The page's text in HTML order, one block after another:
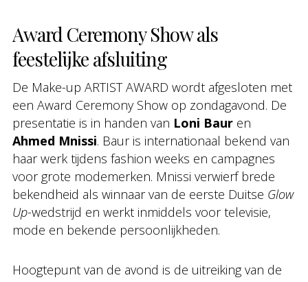
Award Ceremony Show als
feestelijke afsluiting
De Make-up ARTIST AWARD wordt afgesloten met
een Award Ceremony Show op zondagavond. De
presentatie is in handen van Loni Baur en
Ahmed Mnissi. Baur is internationaal bekend van
haar werk tijdens fashion weeks en campagnes
voor grote modemerken. Mnissi verwierf brede
bekendheid als winnaar van de eerste Duitse Glow
Up-wedstrijd en werkt inmiddels voor televisie,
mode en bekende persoonlijkheden.
Hoogtepunt van de avond is de uitreiking van de